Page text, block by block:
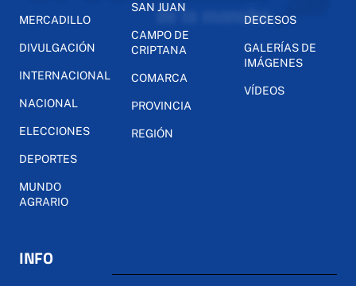
MERCADILLO
DIVULGACIÓN
INTERNACIONAL
NACIONAL
ELECCIONES
DEPORTES
MUNDO
AGRARIO
SAN JUAN
CAMPO DE
CRIPTANA
COMARCA
PROVINCIA
REGIÓN
DECESOS
GALERÍAS DE
IMÁGENES
VÍDEOS
INFO